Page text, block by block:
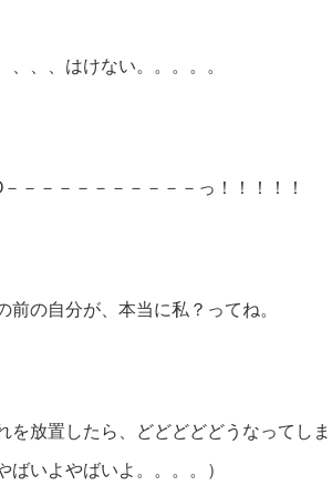
、、、はけない。。。。。
－－－－－－－－－－－っ！！！！！
前の自分が、本当に私？ってね。
を放置したら、どどどどどうなってしま
ばいよやばいよ。。。。）